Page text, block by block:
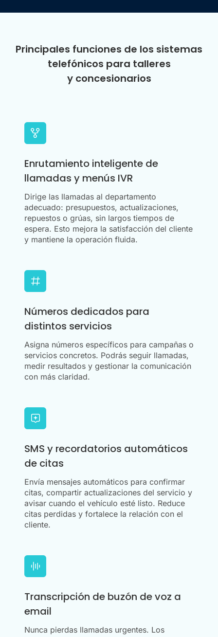
Principales funciones de los sistemas
telefónicos para talleres
y concesionarios
Enrutamiento inteligente de
llamadas y menús IVR
Dirige las llamadas al departamento
adecuado: presupuestos, actualizaciones,
repuestos o grúas, sin largos tiempos de
espera. Esto mejora la satisfacción del cliente
y mantiene la operación fluida.
Números dedicados para
distintos servicios
Asigna números específicos para campañas o
servicios concretos. Podrás seguir llamadas,
medir resultados y gestionar la comunicación
con más claridad.
SMS y recordatorios automáticos
de citas
Envía mensajes automáticos para confirmar
citas, compartir actualizaciones del servicio y
avisar cuando el vehículo esté listo. Reduce
citas perdidas y fortalece la relación con el
cliente.
Transcripción de buzón de voz a
email
Nunca pierdas llamadas urgentes. Los